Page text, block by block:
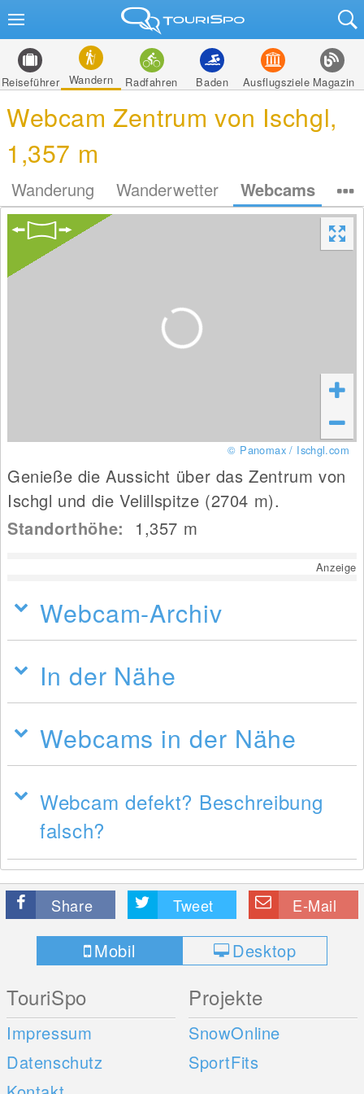
Reiseführer Wandern Radfahren Baden Ausflugsziele Magazin
Webcam Zentrum von Ischgl,
1,357 m
Wanderung Wanderwetter Webcams
© Panomax / Ischgl.com
Genieße die Aussicht über das Zentrum von
Ischgl und die Velillspitze (2704 m).
Standorthöhe: 1,357 m
Anzeige
Webcam-Archiv
In der Nähe
Webcams in der Nähe
Webcam defekt? Beschreibung
falsch?
Share Tweet E-Mail
Mobil Desktop
TouriSpo
Impressum
Datenschutz
Projekte
SnowOnline
SportFits